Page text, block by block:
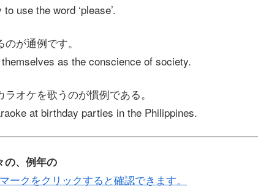
use the word ‘please’.
が通例です。
as the conscience of society.
オケを歌うのが慣例である。
at birthday parties in the Philippines.
の、例年の
クをクリックすると確認できます。